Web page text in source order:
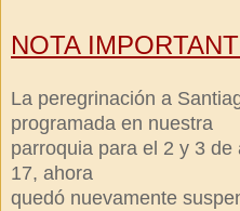
NOTA
La peregrinación a
programada en nuestra
parroquia para el 2 y 3 de
17, ahora
quedó nuevamente